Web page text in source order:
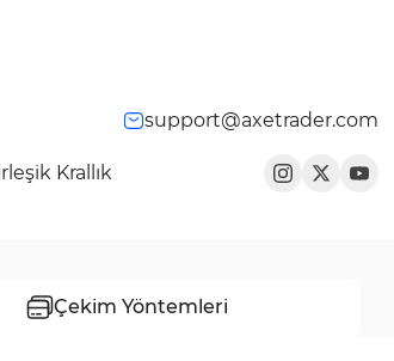
support@axetrader.com
Krallık
Çekim Yöntemleri